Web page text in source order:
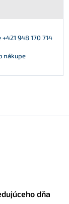
948 170 714
nákupe
dňa